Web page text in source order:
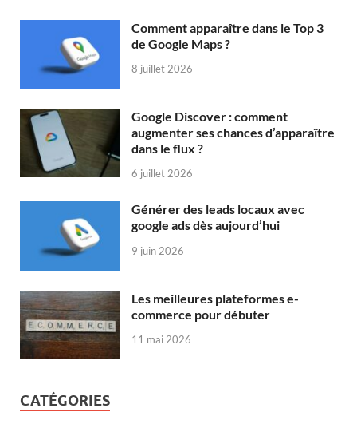
Comment apparaître dans le Top 3
de Google Maps ?
8 juillet 2026
Google Discover : comment
augmenter ses chances d’apparaître
dans le flux ?
6 juillet 2026
Générer des leads locaux avec
google ads dès aujourd’hui
9 juin 2026
Les meilleures plateformes e-
commerce pour débuter
11 mai 2026
CATÉGORIES